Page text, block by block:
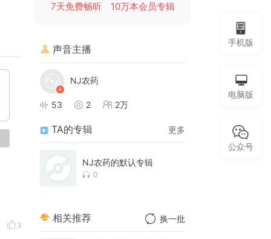
3
7天免费畅听
10万本会员专辑
声音主播
NJ农药
53 2 2万
TA的专辑 更多
NJ农药的默认专辑
0
相关推荐 换一批
手机版
电脑版
公众号